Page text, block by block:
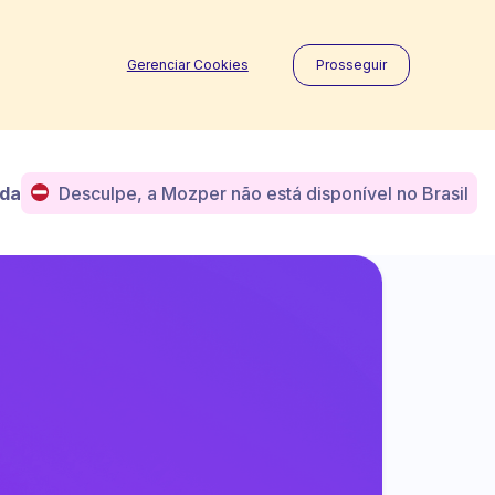
Gerenciar Cookies Prosseguir
Desculpe, a Mozper não está disponível no Brasil